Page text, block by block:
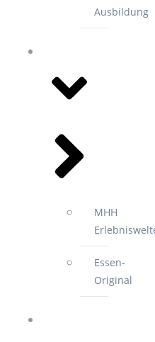
Ausbildung
MHH
Essen-
Original